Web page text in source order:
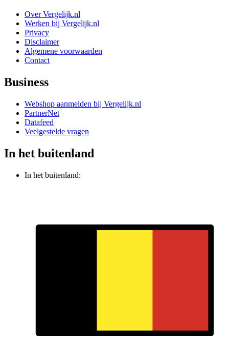
Over Vergelijk.nl
Werken bij Vergelijk.nl
Privacy
Disclaimer
Algemene voorwaarden
Contact
Business
Webshop aanmelden bij Vergelijk.nl
PartnerNet
Datafeed
Veelgestelde vragen
In het buitenland
In het buitenland: